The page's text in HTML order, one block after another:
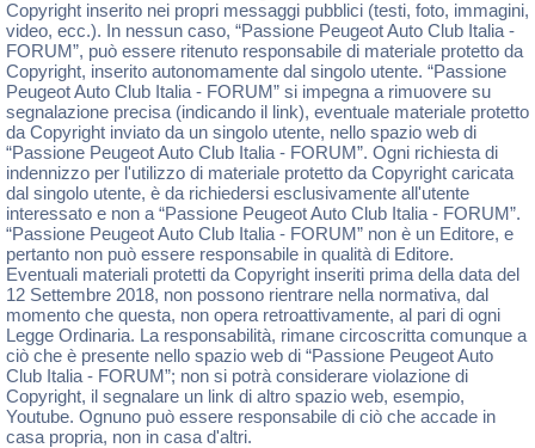
Copyright inserito nei propri messaggi pubblici (testi, foto, immagini,
video, ecc.). In nessun caso, “Passione Peugeot Auto Club Italia -
FORUM”, può essere ritenuto responsabile di materiale protetto da
Copyright, inserito autonomamente dal singolo utente. “Passione
Peugeot Auto Club Italia - FORUM” si impegna a rimuovere su
segnalazione precisa (indicando il link), eventuale materiale protetto
da Copyright inviato da un singolo utente, nello spazio web di
“Passione Peugeot Auto Club Italia - FORUM”. Ogni richiesta di
indennizzo per l'utilizzo di materiale protetto da Copyright caricata
dal singolo utente, è da richiedersi esclusivamente all'utente
interessato e non a “Passione Peugeot Auto Club Italia - FORUM”.
“Passione Peugeot Auto Club Italia - FORUM” non è un Editore, e
pertanto non può essere responsabile in qualità di Editore.
Eventuali materiali protetti da Copyright inseriti prima della data del
12 Settembre 2018, non possono rientrare nella normativa, dal
momento che questa, non opera retroattivamente, al pari di ogni
Legge Ordinaria. La responsabilità, rimane circoscritta comunque a
ciò che è presente nello spazio web di “Passione Peugeot Auto
Club Italia - FORUM”; non si potrà considerare violazione di
Copyright, il segnalare un link di altro spazio web, esempio,
Youtube. Ognuno può essere responsabile di ciò che accade in
casa propria, non in casa d'altri.